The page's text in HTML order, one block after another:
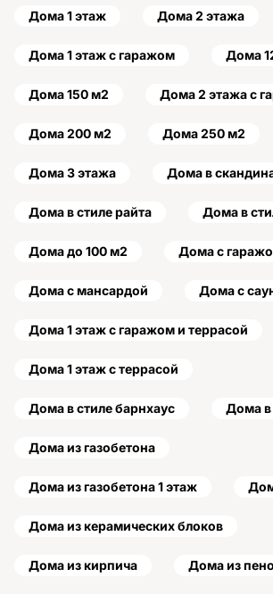
Дома 1 этаж Дома 2 этажа
Дома 1 этаж с гаражом Дома
Дома 150 м2 Дома 2 этажа с
Дома 200 м2 Дома 250 м2
Дома 3 этажа Дома в
Дома в стиле райта Дома в
Дома до 100 м2 Дома с
Дома с мансардой Дома с
Дома 1 этаж с гаражом и террасой
Дома 1 этаж с террасой
Дома в стиле барнхаус Дома в
Дома из газобетона
Дома из газобетона 1 этаж
Дома из керамических блоков
Дома из кирпича Дома из